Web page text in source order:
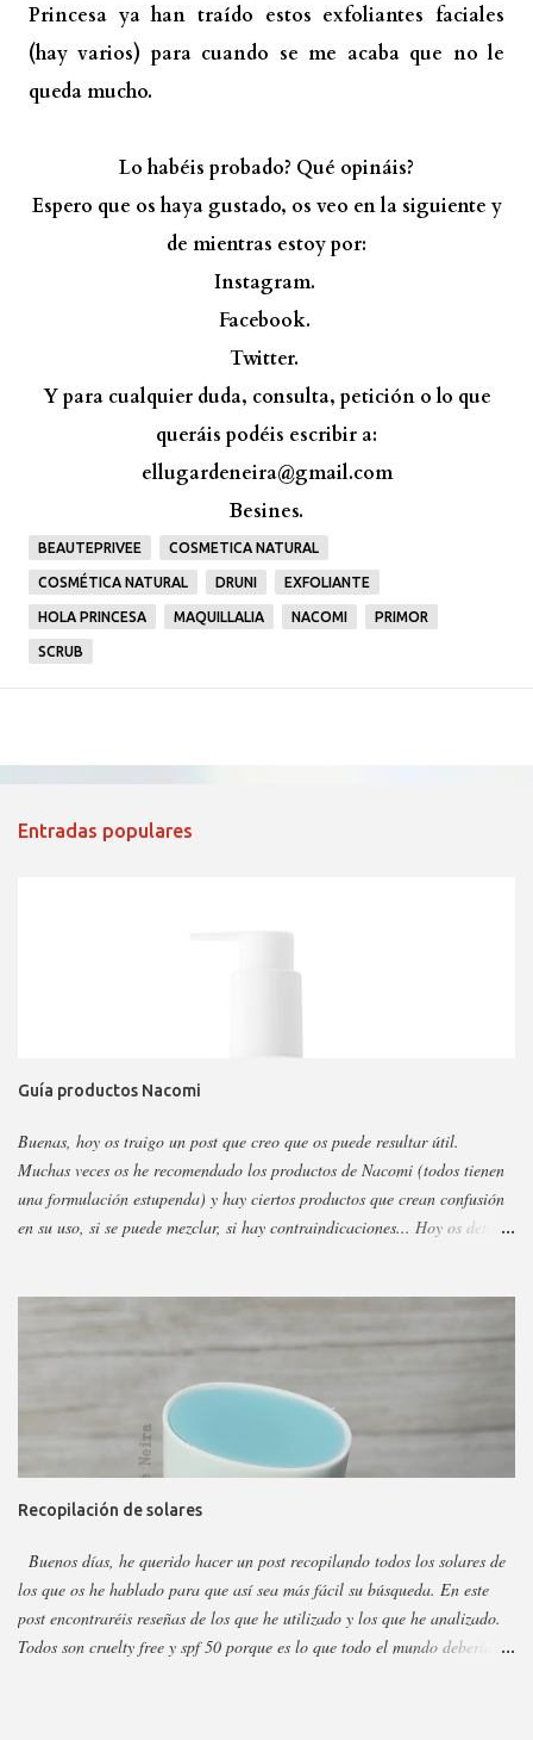
Princesa ya han traído estos exfoliantes faciales
(hay varios) para cuando se me acaba que no le
queda mucho.
Lo habéis probado? Qué opináis?
Espero que os haya gustado, os veo en la siguiente y
de mientras estoy por:
Instagram.
Facebook.
Twitter.
Y para cualquier duda, consulta, petición o lo que
queráis podéis escribir a:
ellugardeneira@gmail.com
Besines.
BEAUTEPRIVEE COSMETICA NATURAL
COSMÉTICA NATURAL DRUNI EXFOLIANTE
HOLA PRINCESA MAQUILLALIA NACOMI PRIMOR
SCRUB
Entradas populares
Guía productos Nacomi
Buenas, hoy os traigo un post que creo que os puede resultar útil.
Muchas veces os he recomendado los productos de Nacomi (todos tienen
una formulación estupenda) y hay ciertos productos que crean confusión
en su uso, si se puede mezclar, si hay contraindicaciones... Hoy os detallo
corporales, así es más fácil, además al final añadiré gamas concretas. La
marca tiene otros sérum y cremas, pero estos son los más dificilillos de
tenéis en casi todas las perfumerías, es cruelty free y casi toda vegana.
Hay ciertos productos que no están en todas las webs, pero como se suele
decir Google es nuestro amigo. Empecemos: Productos faciales Dermo
loción limpiadora ceramidas Precio: 4 euros. Cantidad: 150 ml.
Propiedades: Limpiador acuoso para todas las pieles, pero p...
Recopilación de solares
Buenos días, he querido hacer un post recopilando todos los solares de
los que os he hablado para que así sea más fácil su búsqueda. En este
post encontraréis reseñas de los que he utilizado y los que he analizado.
Todos son cruelty free y spf 50 porque es lo que todo el mundo debería